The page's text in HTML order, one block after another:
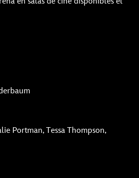
Portman, Tessa Thompson,